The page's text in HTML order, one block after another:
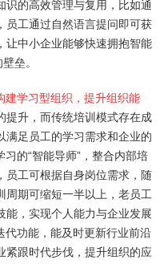
识的高效管理与复用，比如通
员工通过自然语言提问即可获
让中小企业能够快速拥抱智能
垒。
建学习型组织，提升组织能
提升，而传统培训模式存在成
满足员工的学习需求和企业的
的“智能导师”，整合内部培
员工可根据自身岗位需求，随
周期可缩短一半以上，老员工
能，实现个人能力与企业发展
代功能，能及时更新行业前沿
紧跟时代步伐，提升组织的应